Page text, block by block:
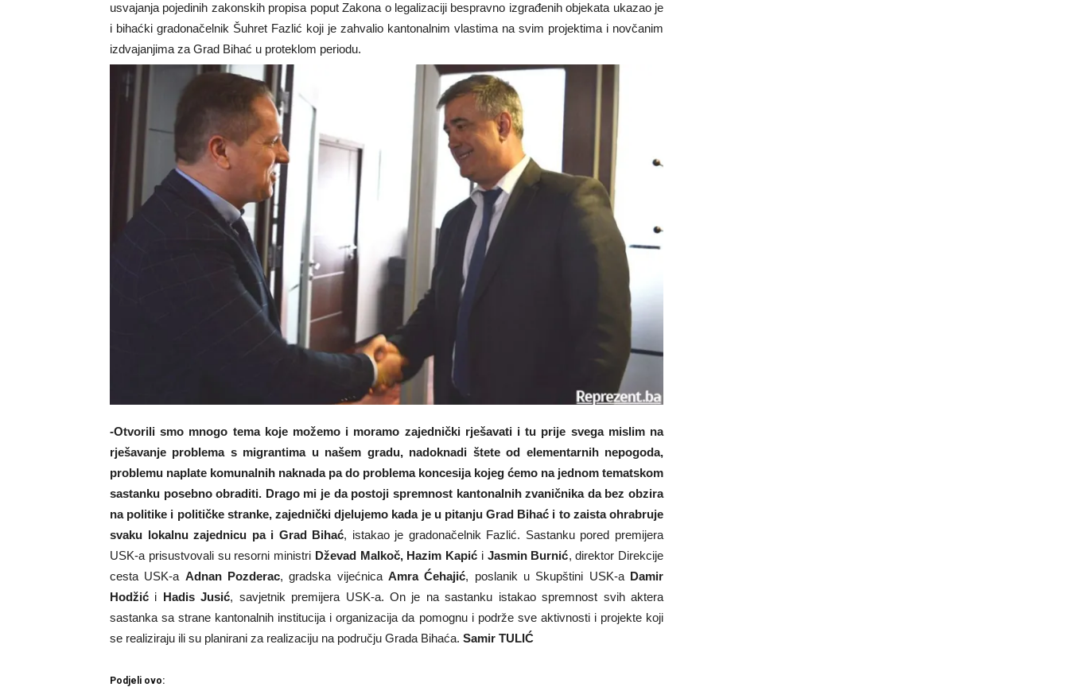
usvajanja pojedinih zakonskih propisa poput Zakona o legalizaciji bespravno izgrađenih objekata ukazao je
i bihaćki gradonačelnik Šuhret Fazlić koji je zahvalio kantonalnim vlastima na svim projektima i novčanim
izdvajanjima za Grad Bihać u proteklom periodu.
-Otvorili smo mnogo tema koje možemo i moramo zajednički rješavati i tu prije svega mislim na
rješavanje problema s migrantima u našem gradu, nadoknadi štete od elementarnih nepogoda,
problemu naplate komunalnih naknada pa do problema koncesija kojeg ćemo na jednom tematskom
sastanku posebno obraditi. Drago mi je da postoji spremnost kantonalnih zvaničnika da bez obzira
na politike i političke stranke, zajednički djelujemo kada je u pitanju Grad Bihać i to zaista ohrabruje
svaku lokalnu zajednicu pa i Grad Bihać, istakao je gradonačelnik Fazlić. Sastanku pored premijera
USK-a prisustvovali su resorni ministri Dževad Malkoč, Hazim Kapić i Jasmin Burnić, direktor Direkcije
cesta USK-a Adnan Pozderac, gradska vijećnicaAmra Ćehajić, poslanik u Skupštini USK-a Damir
Hodžić i Hadis Jusić, savjetnik premijera USK-a. On je na sastanku istakao spremnost svih aktera
sastanka sa strane kantonalnih institucija i organizacija da pomognu i podrže sve aktivnosti i projekte koji
se realiziraju ili su planirani za realizaciju na području Grada Bihaća. Samir TULIĆ
Podjeli ovo: